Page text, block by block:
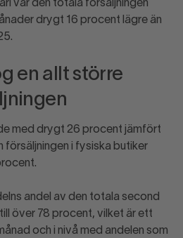
var den totala försäljningen
drygt 16 procent lägre än
en allt större
med drygt 26 procent jämfört
försäljningen i fysiska butiker
andel av den totala second
över 78 procent, vilket är ett
och i nivå med andelen som